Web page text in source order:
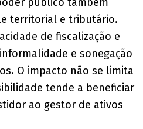
territorial e tributário.
de fiscalização e
e sonegação
O impacto não se limita
tende a beneficiar
ao gestor de ativos